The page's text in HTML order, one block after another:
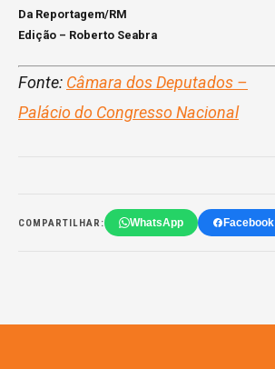
Da Reportagem/RM
Edição – Roberto Seabra
Fonte: Câmara dos Deputados –
Palácio do Congresso Nacional
COMPARTILHAR: WhatsApp Facebook